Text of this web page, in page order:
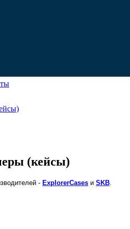
(кейсы)
- ExplorerCases и SKB